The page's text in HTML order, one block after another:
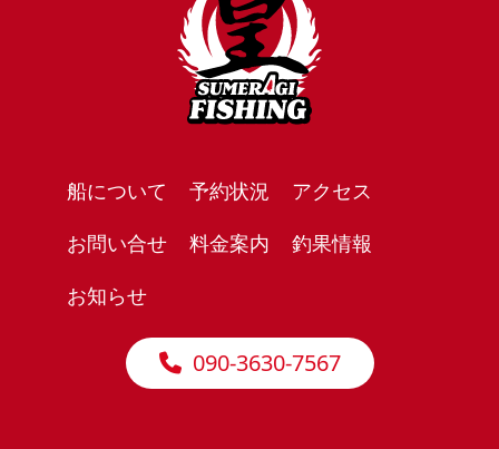
船について 予約状況
アクセス
お問い合せ
料金案内
釣果情報
お知らせ
090-3630-7567